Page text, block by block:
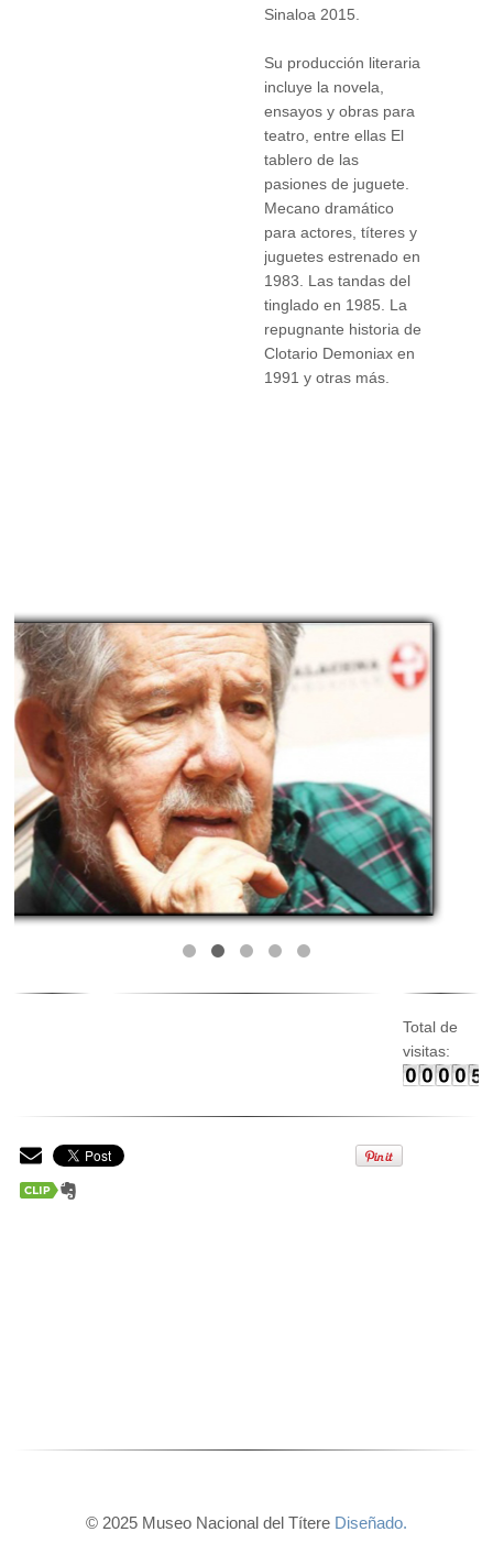
Sinaloa 2015. ​
Su producción literaria
incluye la novela,
ensayos y obras para
teatro, entre ellas El
tablero de las
pasiones de juguete.
Mecano dramático
para actores, títeres y
juguetes estrenado en
1983. Las tandas del
tinglado en 1985. La
repugnante historia de
Clotario Demoniax en
1991 y otras más.
Total de
visitas:
© 2025 Museo Nacional del Títere Diseñado.